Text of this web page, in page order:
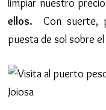
limpiar nuestro
ellos. Con suerte,
puesta de sol sobre el